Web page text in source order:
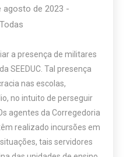
agosto de 2023 -
Todas
a presença de militares
SEEDUC. Tal presença
nas escolas,
no intuito de perseguir
agentes da Corregedoria
realizado incursões em
tais servidores